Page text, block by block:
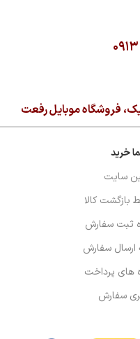
–
فروشگاه موبایل رفعت
خرید
سایت
بازگشت کالا
ثبت سفارش
ارسال سفارش
های پرداخت
سفارش